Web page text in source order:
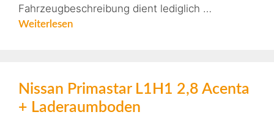
Fahrzeugbeschreibung dient lediglich …
Weiterlesen
Nissan Primastar L1H1 2,8 Acenta
+ Laderaumboden